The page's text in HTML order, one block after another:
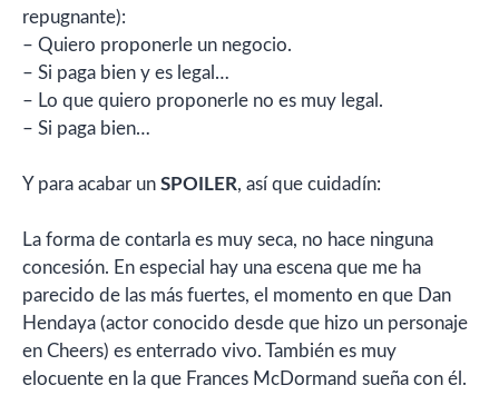
repugnante):
– Quiero proponerle un negocio.
– Si paga bien y es legal…
– Lo que quiero proponerle no es muy legal.
– Si paga bien…
Y para acabar un SPOILER, así que cuidadín:
La forma de contarla es muy seca, no hace ninguna
concesión. En especial hay una escena que me ha
parecido de las más fuertes, el momento en que Dan
Hendaya (actor conocido desde que hizo un personaje
en Cheers) es enterrado vivo. También es muy
elocuente en la que Frances McDormand sueña con él.